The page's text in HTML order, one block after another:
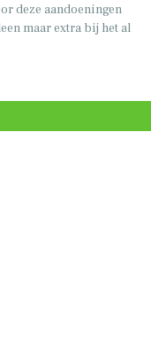
deze aandoeningen
maar extra bij het al